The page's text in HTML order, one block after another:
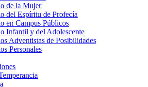
de la Mujer
del Espíritu de Profecía
en Campus Públicos
Infantil y del Adolescente
Adventistas de Posibilidades
Personales